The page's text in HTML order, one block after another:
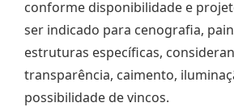
conforme disponibilidade e
ser indicado para cenografia,
estruturas específicas,
transparência, caimento,
possibilidade de vincos.